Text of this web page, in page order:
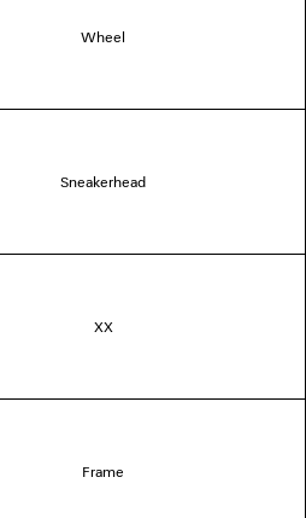
Wheel
Sneakerhead
XX
Frame